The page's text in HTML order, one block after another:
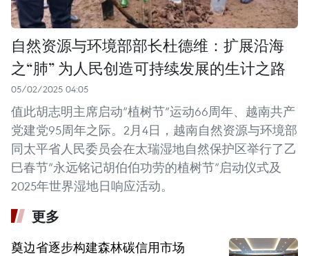
自然资源与环境部部长杜德维：扩展沿海
之“肺” 为人民创造可持续发展的生计之路
05/02/2025 04:05
值此胡志明主席启动“植树节”运动66周年、越南共产
党建党95周年之际。2月4日，越南自然资源与环境部
同太平省人民委员会在太瑞湿地自然保护区举行了乙
巳春节“永远铭记胡伯伯功劳的植树节”启动仪式及
2025年世界湿地日响应活动。
更多
奠边省逐步构建森林碳信用市场